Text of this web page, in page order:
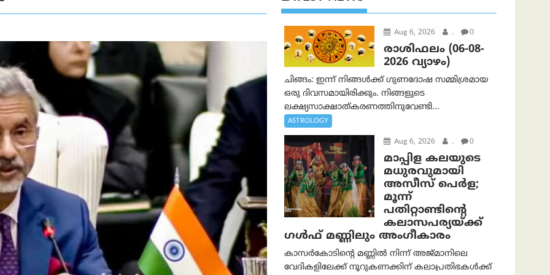
Aug 6, 2026 . 0
രാശിഫലം (06-08-
2026 വ്യാഴം)
ചിങ്ങം: ഇന്ന് നിങ്ങൾക്ക് ഗുണദോഷ സമ്മിശ്രമായ
ഒരു ദിവസമായിരിക്കും. നിങ്ങളുടെ
ലക്ഷ്യസാക്ഷാത്കരണത്തിനുവേണ്ടി...
ASTROLOGY
Aug 6, 2026 . 0
മാപ്പിള കലയുടെ
മധുരവുമായി
അസീസ് പെർള;
മൂന്ന്
പതിറ്റാണ്ടിന്റെ
കലാസപര്യയ്ക്ക്
ഗൾഫ് മണ്ണിലും അംഗീകാരം
കാസർകോടിന്റെ മണ്ണിൽ നിന്ന് അജ്മാനിലെ
വേദികളിലേക്ക് നൂറുകണക്കിന് കലാപ്രതിഭകൾക്ക്